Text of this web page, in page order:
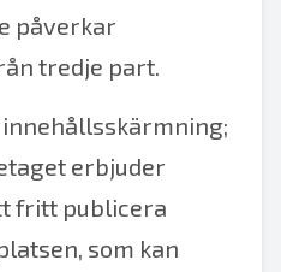
påverkar
tredje part.
erbjuder
fritt publicera
som kan